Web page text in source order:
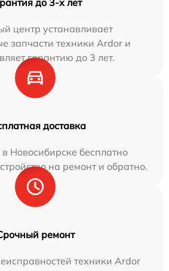
до 3-х лет
центр устанавливает
запчасти техники Ardor и
гарантию до 3 лет.
доставка
Новосибирске бесплатно
на ремонт и обратно.
ремонт
техники Ardor